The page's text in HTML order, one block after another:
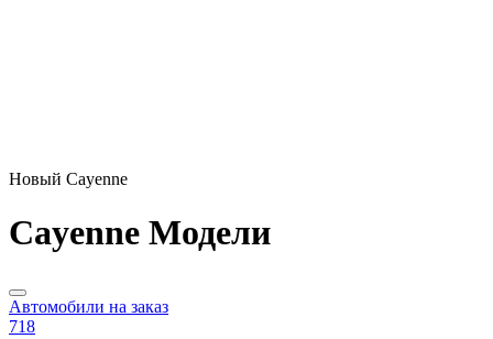
Новый Cayenne
Cayenne Модели
Автомобили на заказ
718